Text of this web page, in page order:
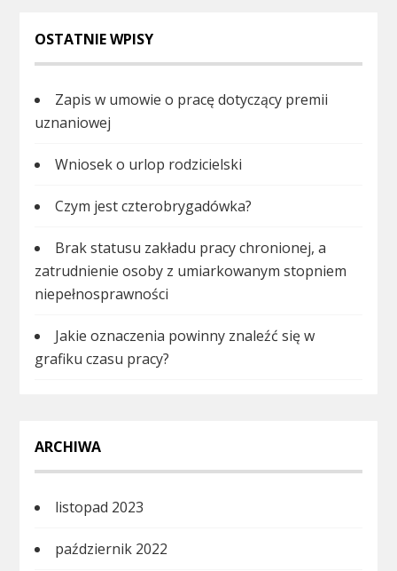
OSTATNIE WPISY
Zapis w umowie o pracę dotyczący premii
uznaniowej
Wniosek o urlop rodzicielski
Czym jest czterobrygadówka?
Brak statusu zakładu pracy chronionej, a
zatrudnienie osoby z umiarkowanym stopniem
niepełnosprawności
Jakie oznaczenia powinny znaleźć się w
grafiku czasu pracy?
ARCHIWA
listopad 2023
październik 2022